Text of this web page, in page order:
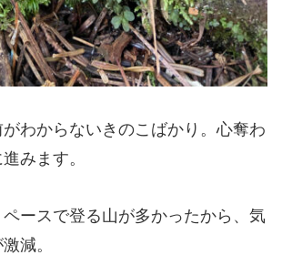
わからないきのこばかり。心奪わ
みます。
ースで登る山が多かったから、気
減。